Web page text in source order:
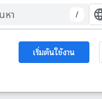
/
เริ่มต้นใช้งาน